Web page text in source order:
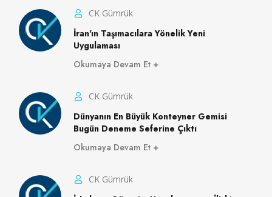
CK Gümrük
İran'ın Taşımacılara Yönelik Yeni
Uygulaması
Okumaya Devam Et
CK Gümrük
Dünyanın En Büyük Konteyner Gemisi
Bugün Deneme Seferine Çıktı
Okumaya Devam Et
CK Gümrük